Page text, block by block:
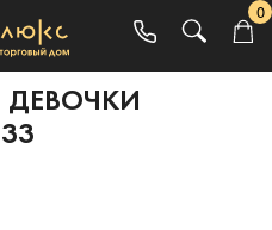
0
ДЕВОЧКИ